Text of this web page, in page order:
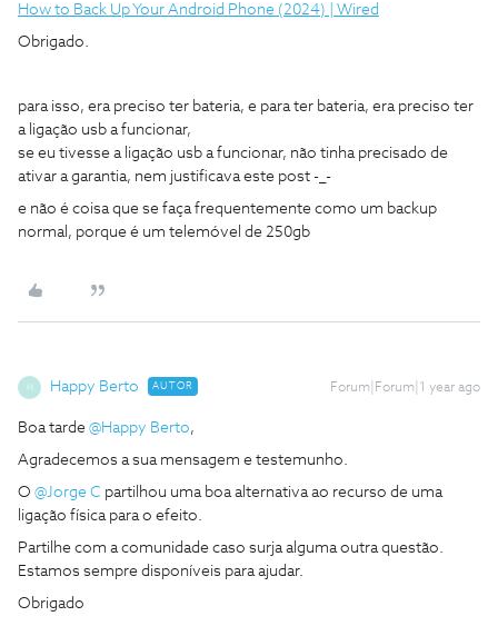
How to Back Up Your Android Phone (2024) | Wired
Obrigado.
para isso, era preciso ter bateria, e para ter bateria, era preciso ter
a ligação usb a funcionar,
se eu tivesse a ligação usb a funcionar, não tinha precisado de
ativar a garantia, nem justificava este post -_-
e não é coisa que se faça frequentemente como um backup
normal, porque é um telemóvel de 250gb
Happy Berto AUTOR Forum|Forum|1 year ago
Boa tarde @Happy Berto,
Agradecemos a sua mensagem e testemunho.
O @Jorge C partilhou uma boa alternativa ao recurso de uma
ligação física para o efeito.
Partilhe com a comunidade caso surja alguma outra questão.
Estamos sempre disponíveis para ajudar.
Obrigado